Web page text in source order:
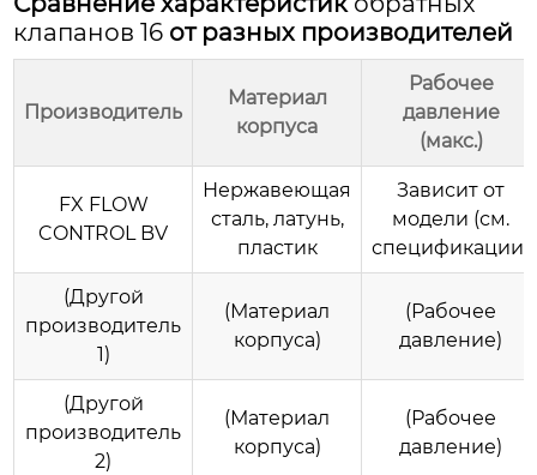
клапанов 16 от разных производителей
Производитель
Материал
корпуса
Рабочее
давление
(макс.)
FX FLOW
CONTROL BV
Нержавеющая
сталь, латунь,
пластик
Зависит от
модели (см.
спецификации)
(Другой
производитель
1)
(Материал
корпуса)
(Рабочее
давление)
(Другой
производитель
2)
(Материал
корпуса)
(Рабочее
давление)